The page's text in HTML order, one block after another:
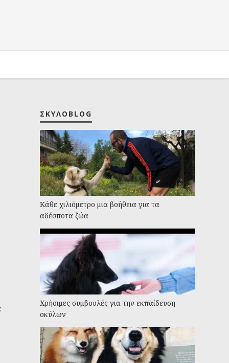
ΣΚΥΛΟBLOG
Kάθε χιλιόμετρο μια βοήθεια για τα
αδέσποτα ζώα
Χρήσιμες συμβουλές για την εκπαίδευση
σκύλων